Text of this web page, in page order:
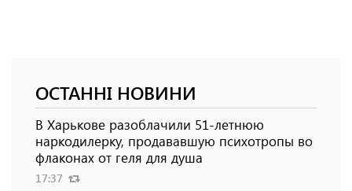
ОСТАННІ НОВИНИ
В Харькове разоблачили 51-летнюю
наркодилерку, продававшую психотропы во
флаконах от геля для душа
17:37